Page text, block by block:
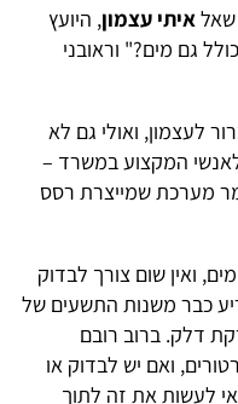
שאלאיתי עצמון, היועץ
גם מים?" וראובני
לעצמון, ואולי גם לא
לאנשי המקצוע במשרד –
מערכת שמייצרת רסס
ואין שום צורך לבדוק
כבר משנות התשעים של
דלק. ברוב רובם
ואם יש לבדוק או
לעשות את זה לתוך